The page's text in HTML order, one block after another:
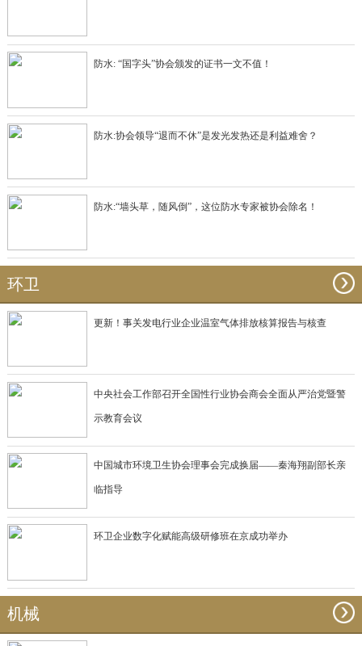
防水: “国字头”协会颁发的证书一文不值！
防水:协会领导“退而不休”是发光发热还是利益难舍？
防水:“墙头草，随风倒”，这位防水专家被协会除名！
环卫
更新！事关发电行业企业温室气体排放核算报告与核查
中央社会工作部召开全国性行业协会商会全面从严治党暨警
示教育会议
中国城市环境卫生协会理事会完成换届——秦海翔副部长亲
临指导
环卫企业数字化赋能高级研修班在京成功举办
机械